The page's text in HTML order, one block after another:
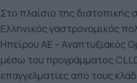
Στο πλαίσιο της διατοπικής
Ελληνικός γαστρονομικός
Ηπείρου ΑΕ – Αναπτυξιακός
μέσω του προγράμματος
επαγγελματίες από τους